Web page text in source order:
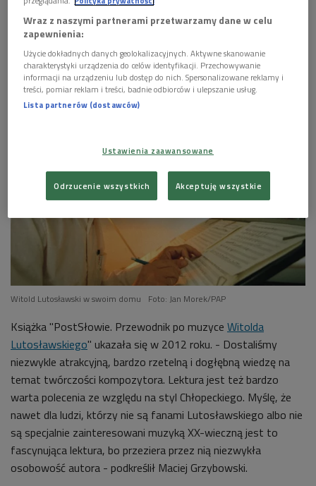
Maciej Grzybowski poleca wizytę w Guzowie
(Poranek Dwójki)
 02'02
Maciej Grzybowski poleca filmy dokumentalne
Duńczyka Jørgena Letha (Poranek Dwójki)
(Poranek Dwójki)
Maciej Grzybowski poleca książkę Pawła
Potoroczyna pt. "Ludzka rzecz" (Poranek Dwójki)
 02'00 
Islandzka opowieść" w reż. Grímura Hákonarsona
(Poranek Dwójki)
Witold Lutosławski w swoim domu Foto: Jan Morek/PAP
Książka "PostSłowie. Przewodnik po muzyce Witolda
Lutosławskiego" ukazała się w 2012 roku. - Dostaliśmy
niezwykle atrakcyjną, bardzo rzetelną i dogłębną wiedzę na
temat twórczości kompozytora. Lektura jest też bardzo
warta polecenia ze względu na styl Chłopeckiego. Myślę, że
nawet dla ludzi, którzy nie są fanami Lutosławskiego albo nie
są specjalnie zainteresowani muzyką XX-wieczną jest to
fascynująca lektura, bo przeziera przez nią niezwykła
osobowość autora - podkreślił Maciej Grzybowski.
Wraz z naszymi partnerami przetwarzamy dane w celu
zapewnienia:
Użycie dokładnych danych geolokalizacyjnych. Aktywne skanowanie
charakterystyki urządzenia do celów identyfikacji. Przechowywanie
informacji na urządzeniu lub dostęp do nich. Spersonalizowane reklamy i
treści, pomiar reklam i treści, badnie odbiorców i ulepszanie usług.
Lista partnerów (dostawców)
Ustawienia zaawansowane
Odrzucenie wszystkich Akceptuję wszystkie